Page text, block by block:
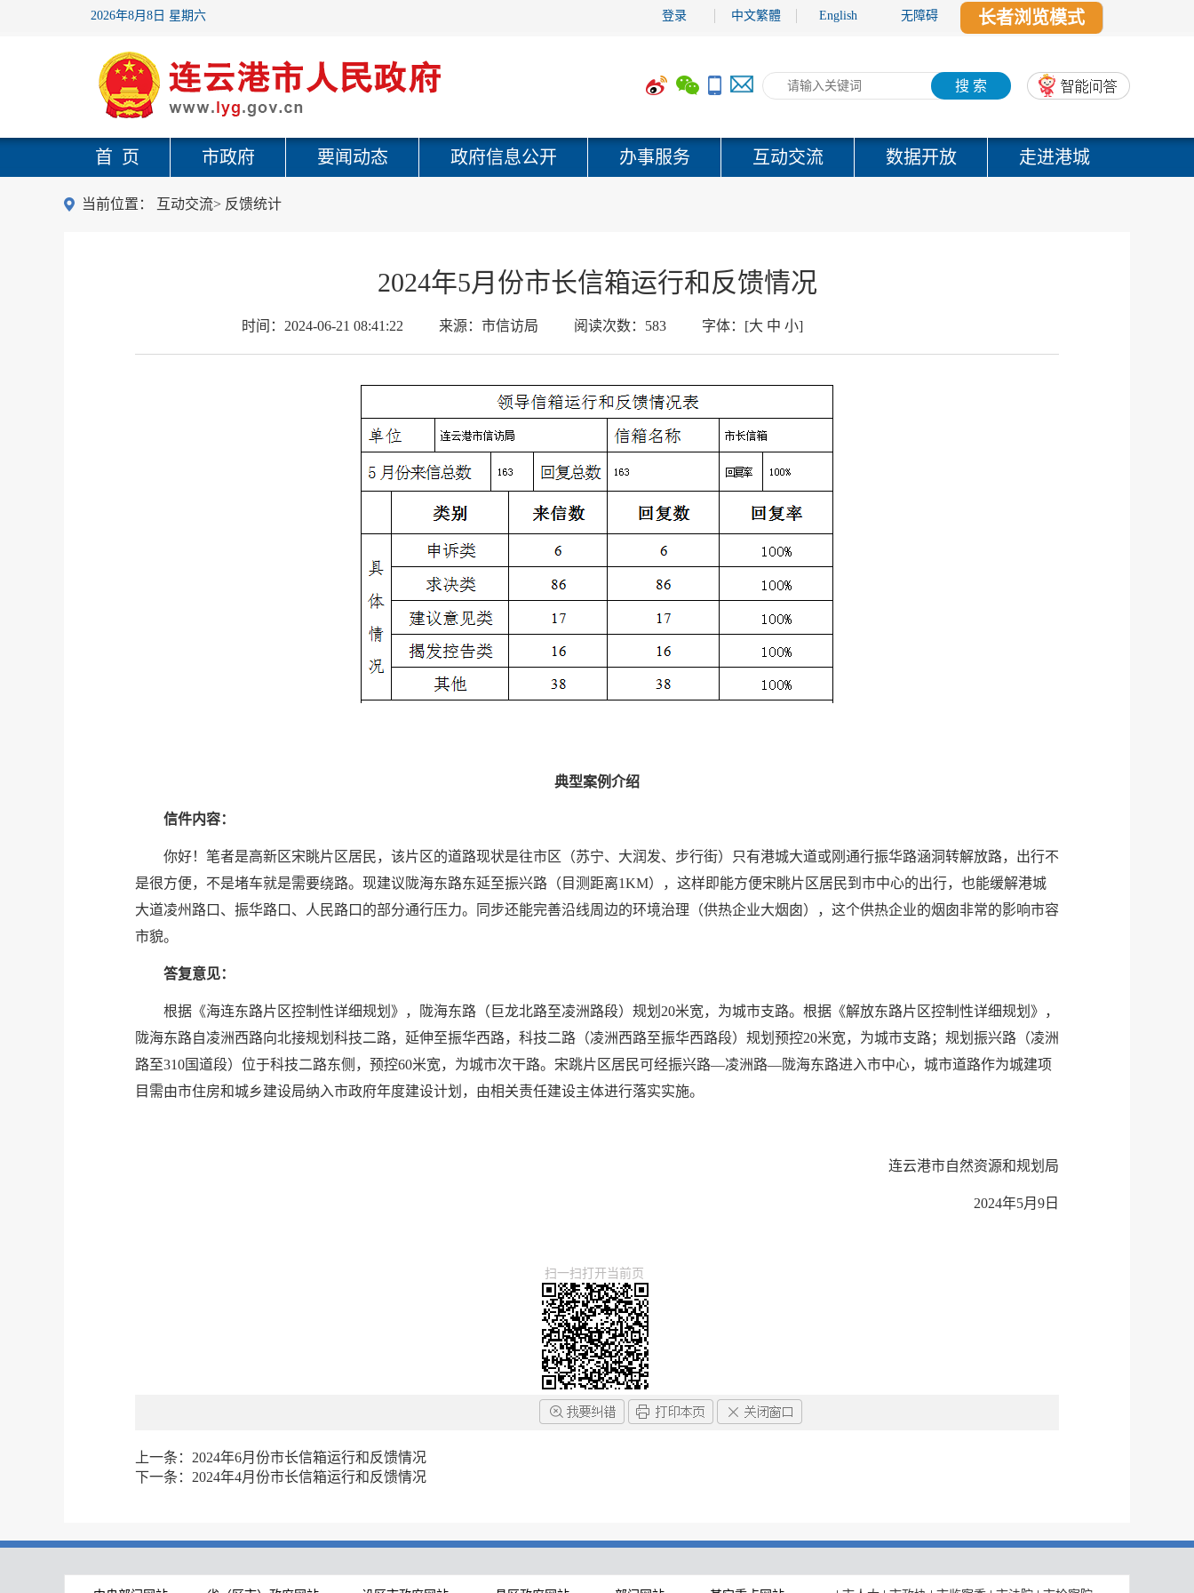
2026年8月8日 星期六 登录 中文繁體 English 无障碍 长者浏览模式
搜 索
首 页 市政府 要闻动态 政府信息公开 办事服务 互动交流 数据开放 走进港城
当前位置： 互动交流> 反馈统计
2024年5月份市长信箱运行和反馈情况
时间： 2024-06-21 08:41:22 来源： 市信访局 阅读次数： 583 字体： [大 中 小]
典型案例介绍
信件内容：
你好！笔者是高新区宋眺片区居民，该片区的道路现状是往市区（苏宁、大润发、步行街）只有港城大道或刚通行振华路涵洞转解放路，出行不
是很方便，不是堵车就是需要绕路。现建议陇海东路东延至振兴路（目测距离1KM），这样即能方便宋眺片区居民到市中心的出行，也能缓解港城
大道凌州路口、振华路口、人民路口的部分通行压力。同步还能完善沿线周边的环境治理（供热企业大烟囱），这个供热企业的烟囱非常的影响市容
市貌。
答复意见：
根据《海连东路片区控制性详细规划》，陇海东路（巨龙北路至凌洲路段）规划20米宽，为城市支路。根据《解放东路片区控制性详细规划》，
陇海东路自凌洲西路向北接规划科技二路，延伸至振华西路，科技二路（凌洲西路至振华西路段）规划预控20米宽，为城市支路；规划振兴路（凌洲
路至310国道段）位于科技二路东侧，预控60米宽，为城市次干路。宋跳片区居民可经振兴路—凌洲路—陇海东路进入市中心，城市道路作为城建项
目需由市住房和城乡建设局纳入市政府年度建设计划，由相关责任建设主体进行落实实施。
连云港市自然资源和规划局
2024年5月9 日
扫一扫打开当前页
上一条： 2024年6月份市长信箱运行和反馈情况
下一条： 2024年4月份市长信箱运行和反馈情况